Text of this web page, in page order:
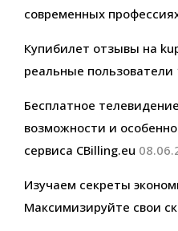
современных
Купибилет отзывы на
реальные пользователи
Бесплатное
возможности и
сервиса CBilling.eu
Изучаем секреты
Максимизируйте свои